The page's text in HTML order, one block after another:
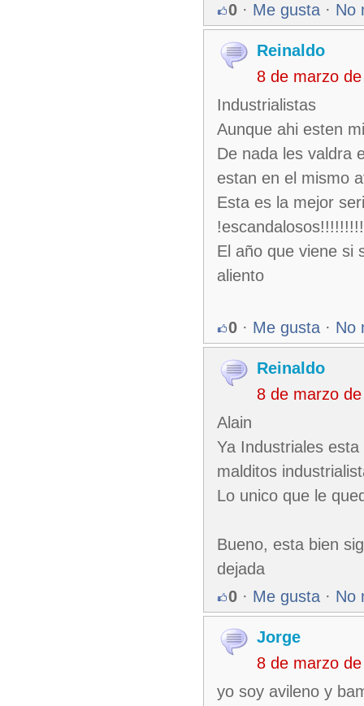
0 · Me gusta · No
Reinaldo
8 de marzo
Industrialistas
Aunque ahi esten
De nada les valdra
estan en el mismo
Esta es la mejor
El año que viene si
aliento
0 · Me gusta · No
Reinaldo
8 de marzo
Alain
Ya Industriales
malditos
Lo unico que le
Bueno, esta bien
dejada
0 · Me gusta · No
Jorge
8 de marzo
yo soy avileno y